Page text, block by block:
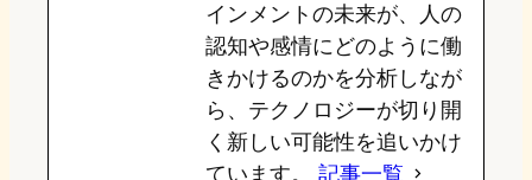
インメントの未来が、人の
認知や感情にどのように働
きかけるのかを分析しなが
ら、テクノロジーが切り開
く新しい可能性を追いかけ
ています。 記事一覧